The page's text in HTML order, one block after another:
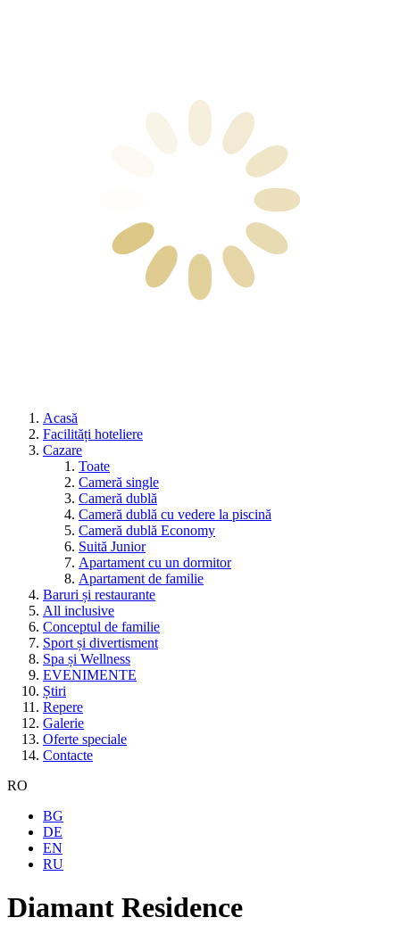
Acasă
Facilități hoteliere
Cazare
Toate
Cameră single
Cameră dublă
Cameră dublă cu vedere la piscină
Cameră dublă Economy
Suită Junior
Apartament cu un dormitor
Apartament de familie
Baruri și restaurante
All inclusive
Conceptul de familie
Sport și divertisment
Spa și Wellness
EVENIMENTE
Știri
Repere
Galerie
Oferte speciale
Contacte
RO
BG
DE
EN
RU
Diamant Residence